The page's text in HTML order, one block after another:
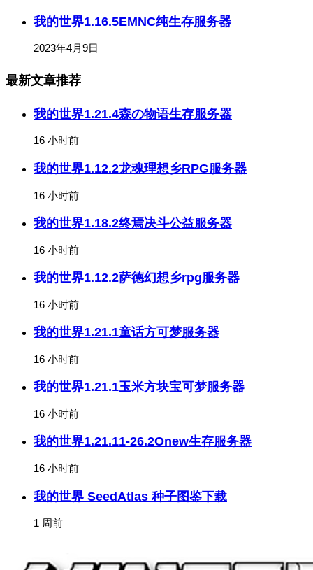
我的世界1.16.5EMNC纯生存服务器
2023年4月9日
最新文章推荐
我的世界1.21.4森の物语生存服务器
16 小时前
我的世界1.12.2龙魂理想乡RPG服务器
16 小时前
我的世界1.18.2终焉决斗公益服务器
16 小时前
我的世界1.12.2萨德幻想乡rpg服务器
16 小时前
我的世界1.21.1童话方可梦服务器
16 小时前
我的世界1.21.1玉米方块宝可梦服务器
16 小时前
我的世界1.21.11-26.2Onew生存服务器
16 小时前
我的世界 SeedAtlas 种子图鉴下载
1 周前